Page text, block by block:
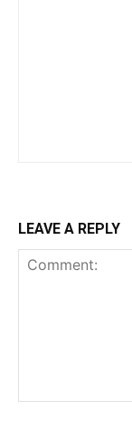
LEAVE A REPLY